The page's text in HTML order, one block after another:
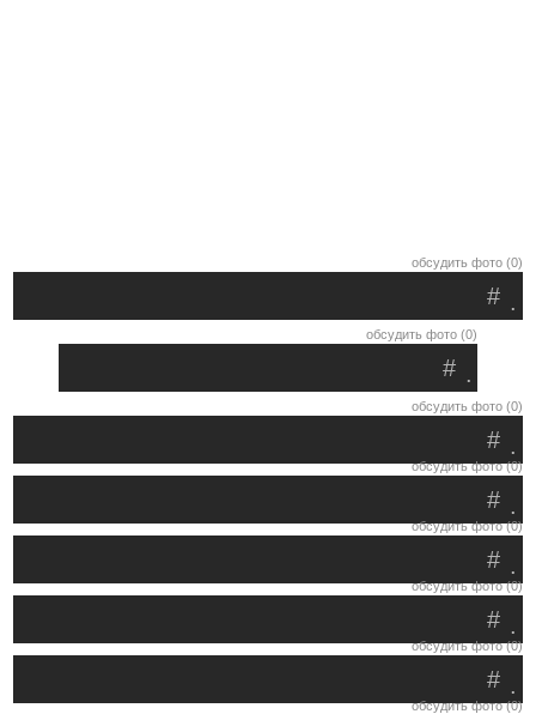
обсудить фото (0)
.
#
обсудить фото (0)
.
#
обсудить фото (0)
.
#
обсудить фото (0)
.
#
обсудить фото (0)
.
#
обсудить фото (0)
.
#
обсудить фото (0)
.
#
обсудить фото (0)